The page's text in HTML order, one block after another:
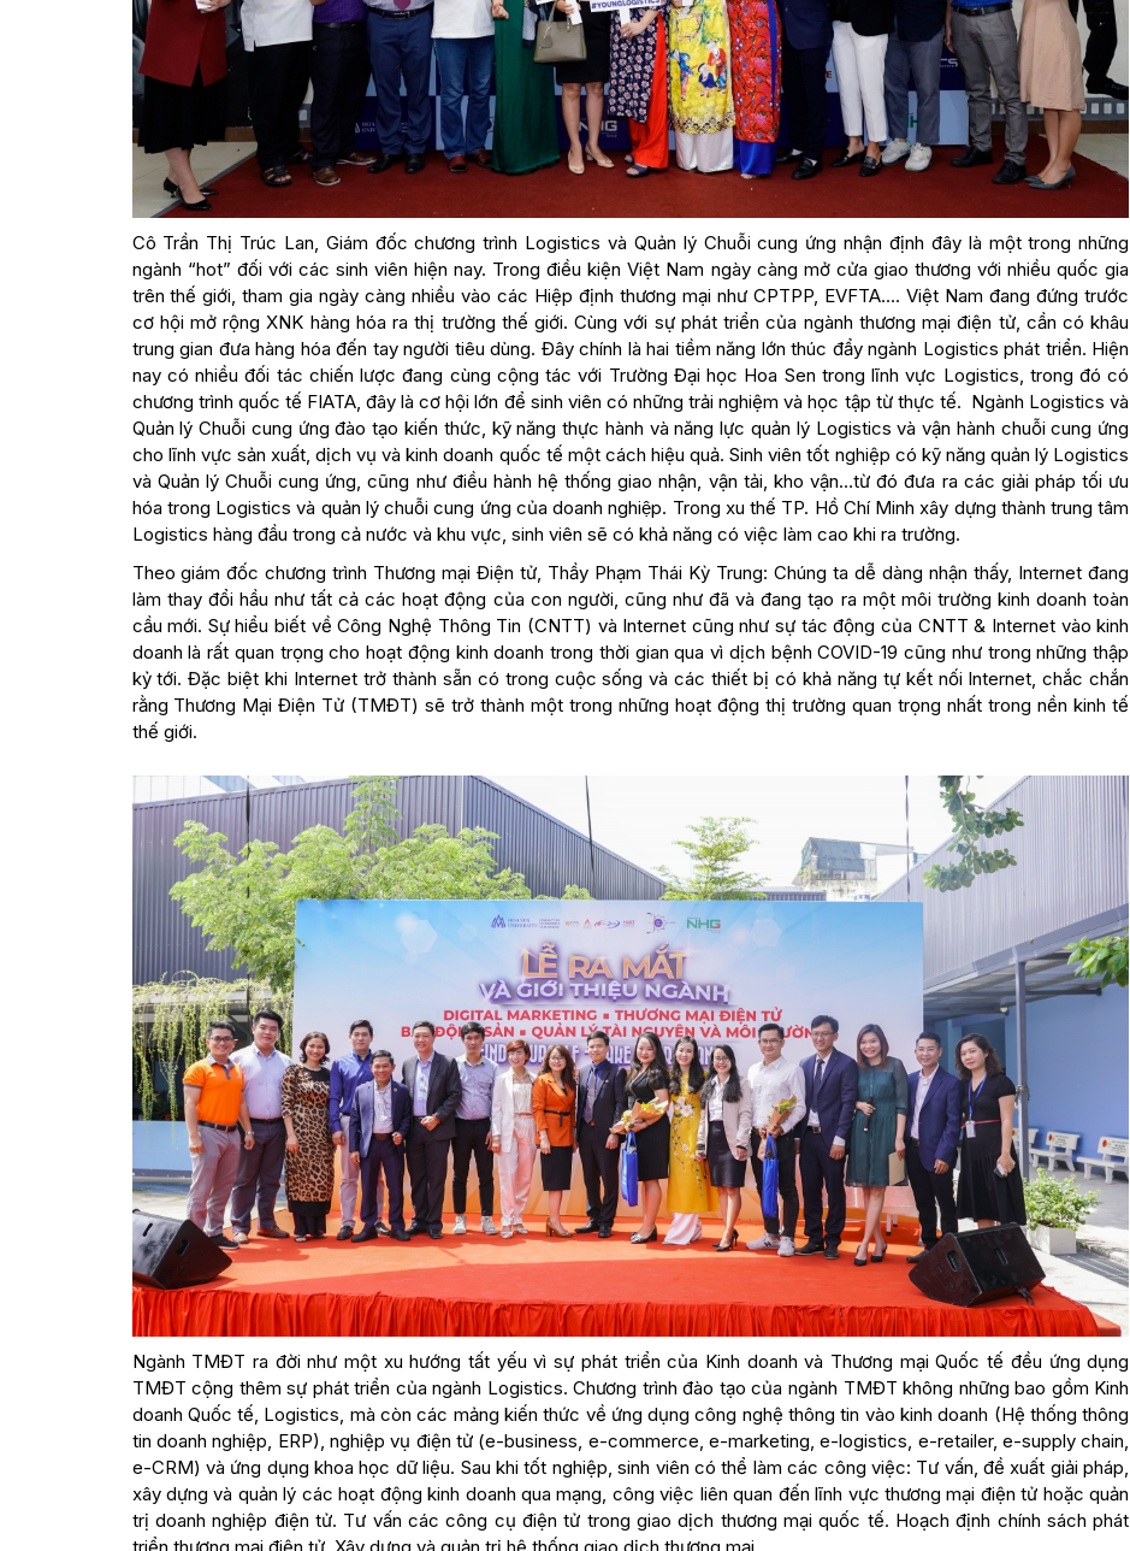
Cô Trần Thị Trúc Lan, Giám đốc chương trình Logistics và Quản lý Chuỗi cung ứng nhận định đây là một trong những
ngành “hot” đối với các sinh viên hiện nay. Trong điều kiện Việt Nam ngày càng mở cửa giao thương với nhiều quốc gia
trên thế giới, tham gia ngày càng nhiều vào các Hiệp định thương mại như CPTPP, EVFTA…. Việt Nam đang đứng trước
cơ hội mở rộng XNK hàng hóa ra thị trường thế giới. Cùng với sự phát triển của ngành thương mại điện tử, cần có khâu
trung gian đưa hàng hóa đến tay người tiêu dùng. Đây chính là hai tiềm năng lớn thúc đẩy ngành Logistics phát triển. Hiện
nay có nhiều đối tác chiến lược đang cùng cộng tác với Trường Đại học Hoa Sen trong lĩnh vực Logistics, trong đó có
chương trình quốc tế FIATA, đây là cơ hội lớn để sinh viên có những trải nghiệm và học tập từ thực tế. Ngành Logistics và
Quản lý Chuỗi cung ứng đào tạo kiến thức, kỹ năng thực hành và năng lực quản lý Logistics và vận hành chuỗi cung ứng
cho lĩnh vực sản xuất, dịch vụ và kinh doanh quốc tế một cách hiệu quả. Sinh viên tốt nghiệp có kỹ năng quản lý Logistics
và Quản lý Chuỗi cung ứng, cũng như điều hành hệ thống giao nhận, vận tải, kho vận…từ đó đưa ra các giải pháp tối ưu
hóa trong Logistics và quản lý chuỗi cung ứng của doanh nghiệp. Trong xu thế TP. Hồ Chí Minh xây dựng thành trung tâm
Logistics hàng đầu trong cả nước và khu vực, sinh viên sẽ có khả năng có việc làm cao khi ra trường.
Theo giám đốc chương trình Thương mại Điện tử, Thầy Phạm Thái Kỳ Trung: Chúng ta dễ dàng nhận thấy, Internet đang
làm thay đổi hầu như tất cả các hoạt động của con người, cũng như đã và đang tạo ra một môi trường kinh doanh toàn
cầu mới. Sự hiểu biết về Công Nghệ Thông Tin (CNTT) và Internet cũng như sự tác động của CNTT & Internet vào kinh
doanh là rất quan trọng cho hoạt động kinh doanh trong thời gian qua vì dịch bệnh COVID-19 cũng như trong những thập
kỷ tới. Đặc biệt khi Internet trở thành sẵn có trong cuộc sống và các thiết bị có khả năng tự kết nối Internet, chắc chắn
rằng Thương Mại Điện Tử (TMĐT) sẽ trở thành một trong những hoạt động thị trường quan trọng nhất trong nền kinh tế
thế giới.
Ngành TMĐT ra đời như một xu hướng tất yếu vì sự phát triển của Kinh doanh và Thương mại Quốc tế đều ứng dụng
TMĐT cộng thêm sự phát triển của ngành Logistics. Chương trình đào tạo của ngành TMĐT không những bao gồm Kinh
doanh Quốc tế, Logistics, mà còn các mảng kiến thức về ứng dụng công nghệ thông tin vào kinh doanh (Hệ thống thông
tin doanh nghiệp, ERP), nghiệp vụ điện tử (e-business, e-commerce, e-marketing, e-logistics, e-retailer, e-supply chain,
e-CRM) và ứng dụng khoa học dữ liệu. Sau khi tốt nghiệp, sinh viên có thể làm các công việc: Tư vấn, đề xuất giải pháp,
xây dựng và quản lý các hoạt động kinh doanh qua mạng, công việc liên quan đến lĩnh vực thương mại điện tử hoặc quản
trị doanh nghiệp điện tử. Tư vấn các công cụ điện tử trong giao dịch thương mại quốc tế. Hoạch định chính sách phát